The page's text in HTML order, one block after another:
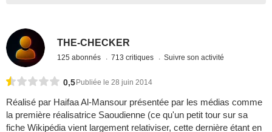
THE-CHECKER
125 abonnés 713 critiques Suivre son activité
0,5 Publiée le 28 juin 2014
Réalisé par Haifaa Al-Mansour présentée par les médias comme
la première réalisatrice Saoudienne (ce qu'un petit tour sur sa
fiche Wikipédia vient largement relativiser, cette dernière étant en